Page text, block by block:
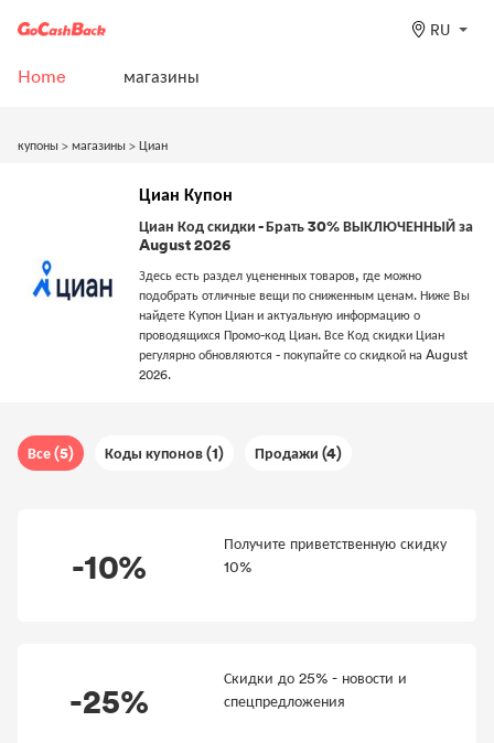
RU
Home магазины
купоны >магазины >Циан
Циан Купон
Циан Код скидки - Брать 30% ВЫКЛЮЧЕННЫЙ за
August 2026
Здесь есть раздел уцененных товаров, где можно
подобрать отличные вещи по сниженным ценам. Ниже Вы
найдете Купон Циан и актуальную информацию о
проводящихся Промо-код Циан. Все Код скидки Циан
регулярно обновляются - покупайте со скидкой на August
2026.
Все (5) Коды купонов (1) Продажи (4)
-10%
Получите приветственную скидку
10%
-25%
Скидки до 25% - новости и
спецпредложения